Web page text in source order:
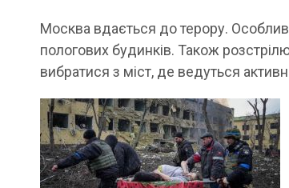
Москва вдається до терору.
пологових будинків. Також
вибратися з міст, де ведуться